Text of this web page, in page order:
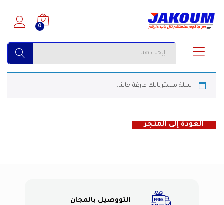
0
البحث
سلة مشترياتك فارغة حاليًا.
العودة إلى المتجر
التووصيل بالمجان